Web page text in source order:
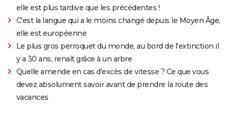
elle est plus tardive que les précédentes !
C'est la langue qui a le moins changé depuis le Moyen Âge,
elle est européenne
Le plus gros perroquet du monde, au bord de l'extinction il
y a 30 ans, renaît grâce à un arbre
Quelle amende en cas d'excès de vitesse ? Ce que vous
devez absolument savoir avant de prendre la route des
vacances